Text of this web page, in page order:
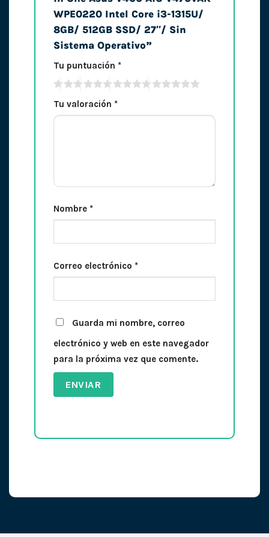
WPE0220 Intel Core i3-1315U/
8GB/ 512GB SSD/ 27″/ Sin
Sistema Operativo”
Tu puntuación *
Tu valoración *
Nombre *
Correo electrónico *
Guarda mi nombre, correo
electrónico y web en este navegador
para la próxima vez que comente.